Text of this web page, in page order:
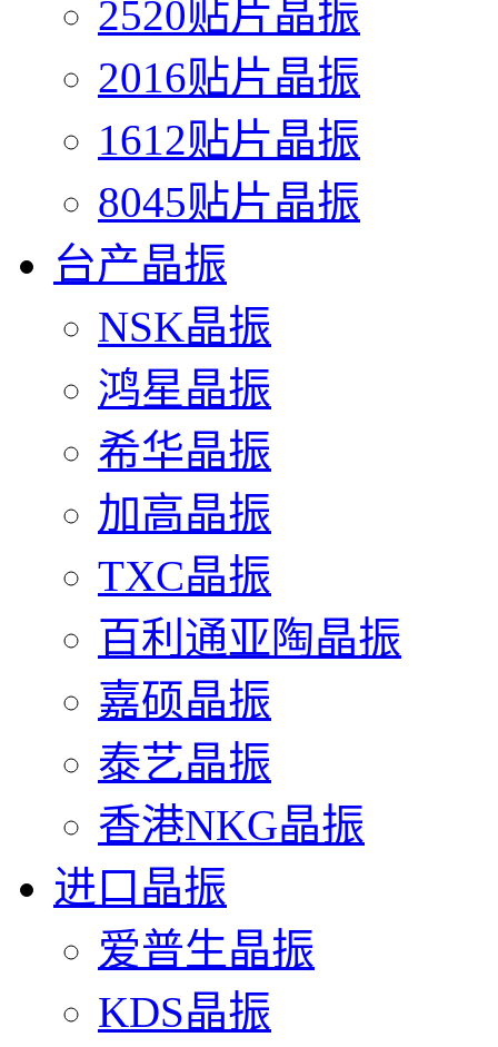
2520贴片晶振
2016贴片晶振
1612贴片晶振
8045贴片晶振
台产晶振
NSK晶振
鸿星晶振
希华晶振
加高晶振
TXC晶振
百利通亚陶晶振
嘉硕晶振
泰艺晶振
香港NKG晶振
进口晶振
爱普生晶振
KDS晶振